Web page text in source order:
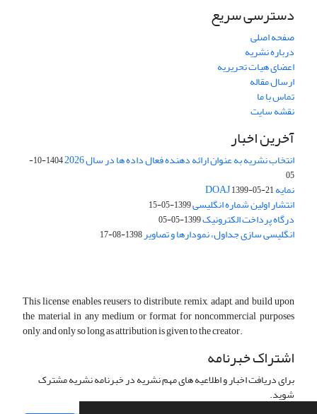
دسترسی سریع
صفحه اصلی
درباره نشریه
اعضای هیات تحریریه
ارسال مقاله
تماس با ما
نقشه سایت
آخرین اخبار
انتخاب نشریه به عنوان ارائه دهنده فعال داده ها در سال 2026
1404-10-
05
نمایه DOAJ1399-05-21
انتشار اولین شماره انگلیسی1399-05-15
درگاه پرداخت الکترونیک1399-05-05
انگلیسی سازی جداول، نمودارها و تصاویر1398-08-17
This license enables reusers to distribute, remix, adapt, and build upon
the material in any medium or format for noncommercial purposes
only, and only so long as attribution is given to the creator.
اشتراک خبرنامه
برای دریافت اخبار و اطلاعیه های مهم نشریه در خبرنامه نشریه مشترک
شوید.